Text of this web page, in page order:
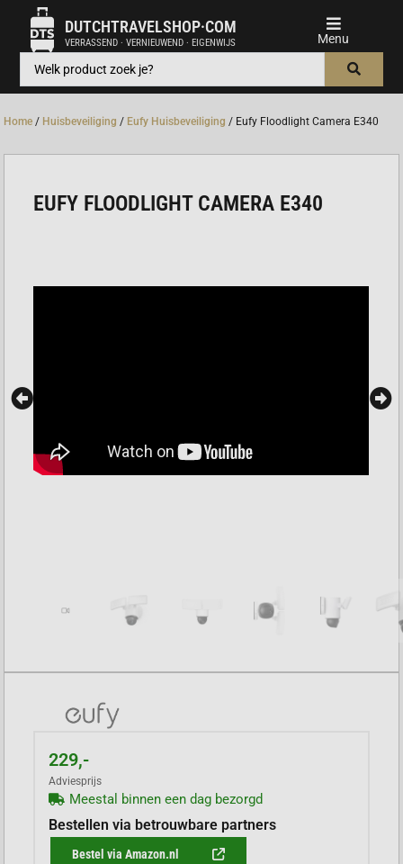
DUTCHTRAVELSHOP·COM
VERRASSEND · VERNIEUWEND · EIGENWIJS
Home / Huisbeveiliging / Eufy Huisbeveiliging / Eufy Floodlight Camera E340
EUFY FLOODLIGHT CAMERA E340
229,-
Adviesprijs
Meestal binnen een dag bezorgd
Bestellen via betrouwbare partners
Bestel via Amazon.nl